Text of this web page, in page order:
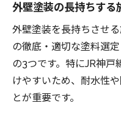
外壁塗装の長持ちする
外壁塗装を長持ちさせ
の徹底・適切な塗料選
の3つです。特にJR神
けやすいため、耐水性
とが重要です。